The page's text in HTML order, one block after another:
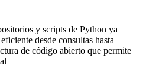
y scripts de Python ya
desde consultas hasta
de código abierto que permite